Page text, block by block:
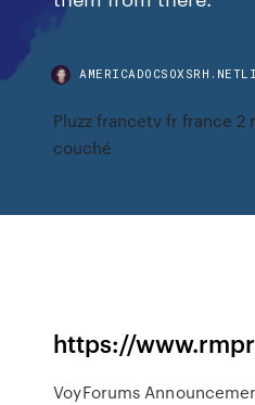
Pluzz francetv fr france 2
couché
https://
VoyForums